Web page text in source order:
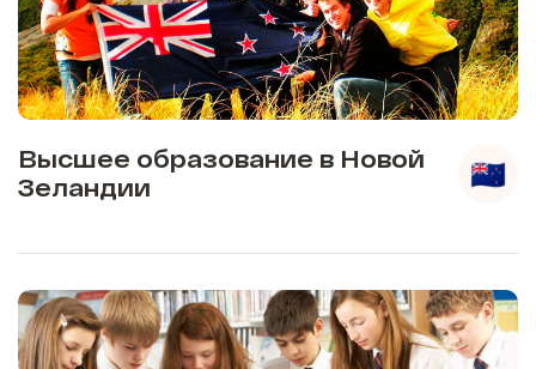
Высшее образование в Новой
Зеландии